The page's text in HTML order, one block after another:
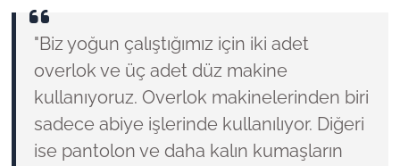
"Biz yoğun çalıştığımız için iki adet
overlok ve üç adet düz makine
kullanıyoruz. Overlok makinelerinden biri
sadece abiye işlerinde kullanılıyor. Diğeri
ise pantolon ve daha kalın kumaşların